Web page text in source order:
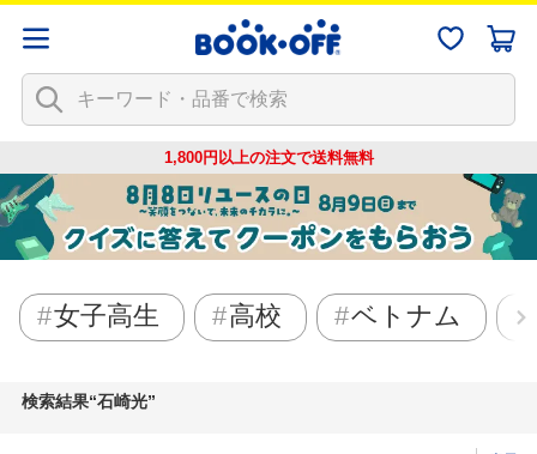
1,800円以上の注文で送料無料
女子高生 高校 ベトナム
検索結果 石崎光